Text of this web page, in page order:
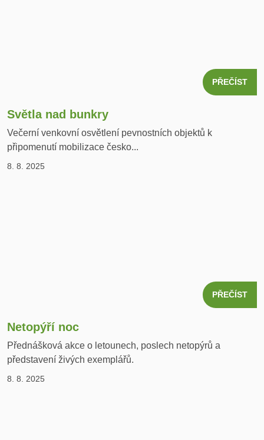
PŘEČÍST
Světla nad bunkry
Večerní venkovní osvětlení pevnostních objektů k
připomenutí mobilizace česko...
8. 8. 2025
PŘEČÍST
Netopýří noc
Přednášková akce o letounech, poslech netopýrů a
představení živých exemplářů.
8. 8. 2025